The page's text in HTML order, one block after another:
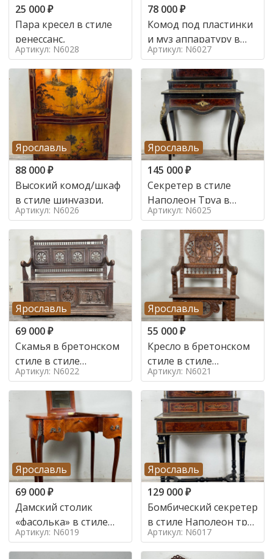
25 000₽
Пара кресел в стиле
ренессанс,
Артикул: N6028
78 000₽
Комод под пластинки
и муз аппаратуру в
стиле шинуазри,
Артикул: N6027
Ярославль
88 000₽
Высокий комод/шкаф
в стиле шинуазри,
Артикул: N6026
Ярославль
145 000₽
Секретер в стиле
Наполеон Труа в
стиле 19 век
Артикул: N6025
Ярославль
69 000₽
Скамья в бретонском
стиле в стиле
Артикул: N6022
Ярославль
55 000₽
Кресло в бретонском
стиле в стиле
Артикул: N6021
Ярославль
69 000₽
Дамский столик
«фасолька» в стиле
Луи 16,
Артикул: N6019
Ярославль
129 000₽
Бомбический секретер
в стиле Наполеон труа
в стиле
Артикул: N6017